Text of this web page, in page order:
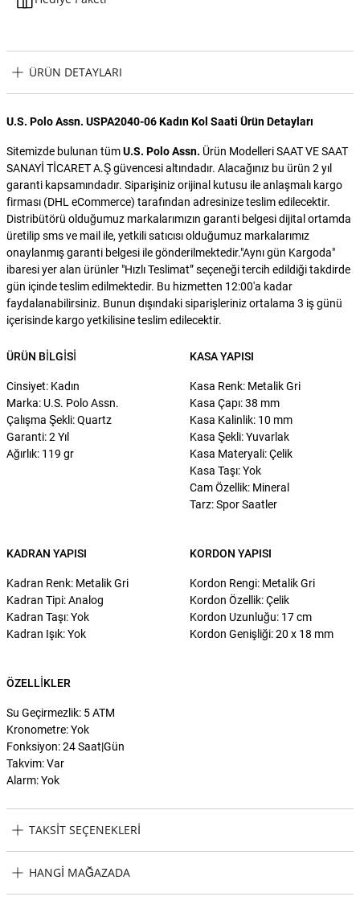
ÜRÜN DETAYLARI
U.S. Polo Assn. USPA2040-06 Kadın Kol Saati Ürün Detayları
Sitemizde bulunan tümU.S. Polo Assn. Ürün Modelleri SAAT VE SAAT
SANAYİ TİCARET A.Ş güvencesi altındadır. Alacağınız bu ürün 2 yıl
garanti kapsamındadır. Siparişiniz orijinal kutusu ile anlaşmalı kargo
firması (DHL eCommerce) tarafından adresinize teslim edilecektir.
Distribütörü olduğumuz markalarımızın garanti belgesi dijital ortamda
üretilip sms ve mail ile, yetkili satıcısı olduğumuz markalarımız
onaylanmış garanti belgesi ile gönderilmektedir."Aynı gün Kargoda"
ibaresi yer alan ürünler "Hızlı Teslimat” seçeneği tercih edildiği takdirde
gün içinde teslim edilmektedir. Bu hizmetten 12:00'a kadar
faydalanabilirsiniz. Bunun dışındaki siparişleriniz ortalama 3 iş günü
içerisinde kargo yetkilisine teslim edilecektir.
ÜRÜN BILGISI
Cinsiyet: Kadın
Marka: U.S. Polo Assn.
Çalışma Şekli: Quartz
Garanti: 2 Yıl
Ağırlık: 119 gr
KASA YAPISI
Kasa Renk: Metalik Gri
Kasa Çapı: 38 mm
Kasa Kalinlik: 10 mm
Kasa Şekli: Yuvarlak
Kasa Materyali: Çelik
Kasa Taşı: Yok
Cam Özellik: Mineral
Tarz: Spor Saatler
KADRAN YAPISI
Kadran Renk: Metalik Gri
Kadran Tipi: Analog
Kadran Taşı: Yok
Kadran Işık: Yok
KORDON YAPISI
Kordon Rengi: Metalik Gri
Kordon Özellik: Çelik
Kordon Uzunluğu: 17 cm
Kordon Genişliği: 20 x 18 mm
ÖZELLIKLER
Su Geçirmezlik: 5 ATM
Kronometre: Yok
Fonksiyon: 24 Saat|Gün
Takvim: Var
Alarm: Yok
TAKSIT SEÇENEKLERI
HANGI MAĞAZADA